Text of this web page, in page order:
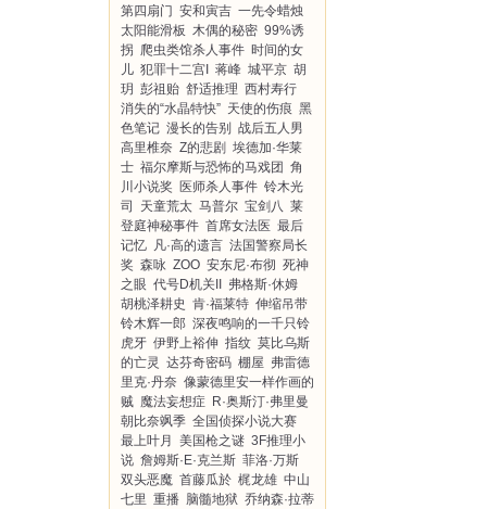
第四扇门 安和寅吉 一先令蜡烛
太阳能滑板 木偶的秘密 99%诱
拐 爬虫类馆杀人事件 时间的女
儿 犯罪十二宫I 蒋峰 城平京 胡
玥 彭祖贻 舒适推理 西村寿行
消失的“水晶特快” 天使的伤痕 黑
色笔记 漫长的告别
战后五人男
高里椎奈 Z的悲剧 埃德加·华莱
士 福尔摩斯与恐怖的马戏团 角
川小说奖
医师杀人事件 铃木光
司
天童荒太 马普尔 宝剑八 莱
登庭神秘事件 首席女法医 最后
记忆 凡·高的遗言 法国警察局长
奖 森咏 ZOO 安东尼·布彻 死神
之眼 代号D机关II
弗格斯·休姆
胡桃泽耕史 肯·福莱特 伸缩吊带
铃木辉一郎 深夜鸣响的一千只铃
虎牙 伊野上裕伸 指纹 莫比乌斯
的亡灵 达芬奇密码 棚屋 弗雷德
里克·丹奈 像蒙德里安一样作画的
贼 魔法妄想症 R·奥斯汀·弗里曼
朝比奈飒季 全国侦探小说大赛
最上叶月
美国枪之谜 3F推理小
说 詹姆斯·E·克兰斯 菲洛·万斯
双头恶魔 首藤瓜於 梶龙雄 中山
七里 重播 脑髓地狱 乔纳森·拉蒂